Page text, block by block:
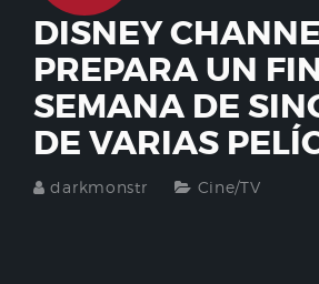
DISNEY
PREPARA UN
SEMANA DE
DE VARIAS
darkmonstr Cine/TV